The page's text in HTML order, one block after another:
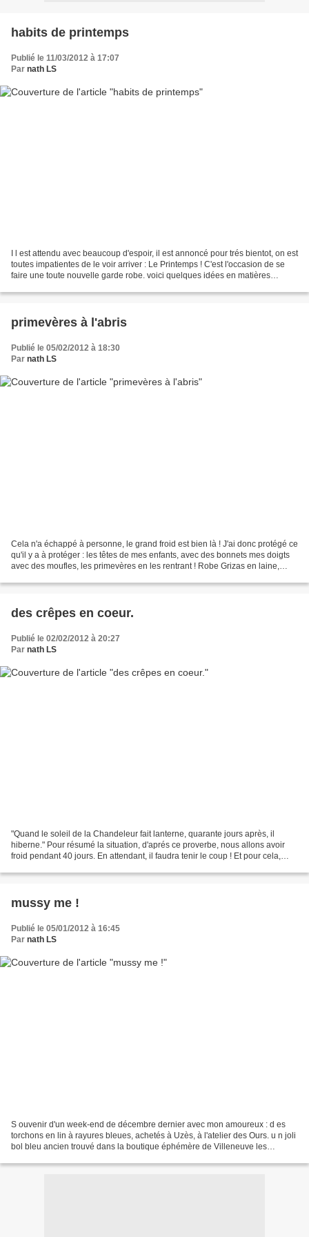
habits de printemps
Publié le 11/03/2012 à 17:07
Par nath LS
I l est attendu avec beaucoup d'espoir, il est annoncé pour trés bientot, on est
toutes impatientes de le voir arriver : Le Printemps ! C'est l'occasion de se
faire une toute nouvelle garde robe. voici quelques idées en matières
primevères à l'abris
Publié le 05/02/2012 à 18:30
Par nath LS
Cela n'a échappé à personne, le grand froid est bien là ! J'ai donc protégé ce
qu'il y a à protéger : les têtes de mes enfants, avec des bonnets mes doigts
avec des moufles, les primevères en les rentrant ! Robe Grizas en laine,
des crêpes en coeur.
Publié le 02/02/2012 à 20:27
Par nath LS
"Quand le soleil de la Chandeleur fait lanterne, quarante jours après, il
hiberne." Pour résumé la situation, d'aprés ce proverbe, nous allons avoir
froid pendant 40 jours. En attendant, il faudra tenir le coup ! Et pour cela,
mussy me !
Publié le 05/01/2012 à 16:45
Par nath LS
S ouvenir d'un week-end de décembre dernier avec mon amoureux : d es
torchons en lin à rayures bleues, achetés à Uzès, à l'atelier des Ours. u n joli
bol bleu ancien trouvé dans la boutique éphémère de Villeneuve les